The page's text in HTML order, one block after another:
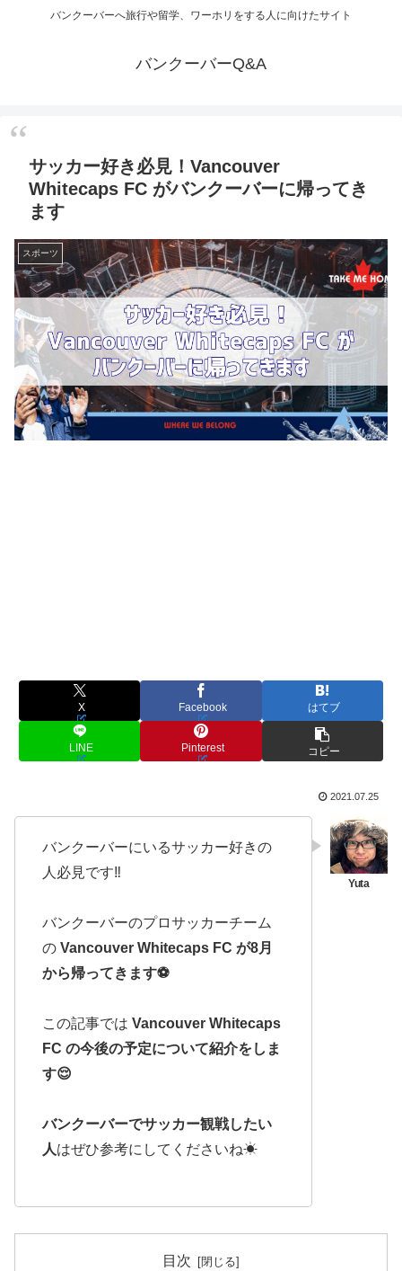
バンクーバーへ旅行や留学、ワーホリをする人に向けたサイト
バンクーバーQ&A
サッカー好き必見！Vancouver
Whitecaps FC がバンクーバーに帰ってき
ます
スポーツ
X Facebook はてブ
LINE Pinterest コピー
2021.07.25
バンクーバーにいるサッカー好きの
人必見です‼️
バンクーバーのプロサッカーチーム
の Vancouver Whitecaps FC が8月
から帰ってきます⚽️
この記事では Vancouver Whitecaps
FC の今後の予定について紹介をしま
す😌
バンクーバーでサッカー観戦したい
人はぜひ参考にしてくださいね☀︎
目次